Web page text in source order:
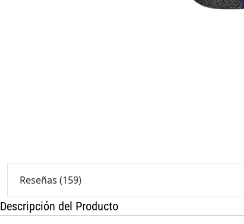
Reseñas (159)
Descripción del Producto